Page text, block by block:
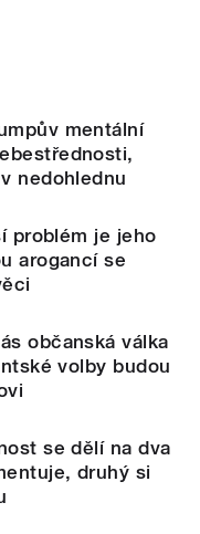
mentální
nedohlednu
problém je jeho
arogancí se
občanská válka
volby budou
se dělí na dva
druhý si